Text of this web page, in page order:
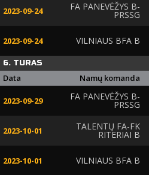
2023-09-24 FA PANEVĖŽYS B-
PRSSG
2023-09-24 VILNIAUS BFA B
6. TURAS
Data Namų komanda
2023-09-29 FA PANEVĖŽYS B-
PRSSG
2023-10-01 TALENTŲ FA-FK
RITERIAI B
2023-10-01 VILNIAUS BFA B